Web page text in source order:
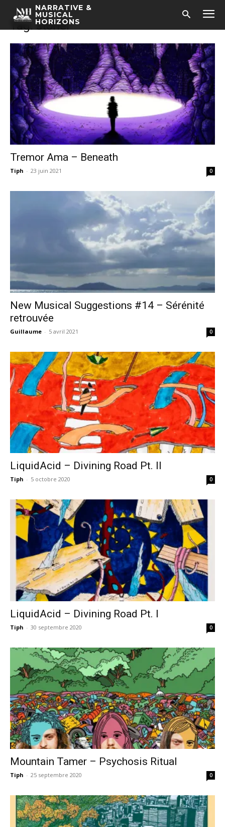
NARRATIVE &
MUSICAL
HORIZONS
Accueil Tags Stoner
Tag: stoner
Tremor Ama – Beneath
Tiph - 23 juin 2021 0
New Musical Suggestions #14 – Sérénité
retrouvée
Guillaume - 5 avril 2021 0
LiquidAcid – Divining Road Pt. II
Tiph - 5 octobre 2020 0
LiquidAcid – Divining Road Pt. I
Tiph - 30 septembre 2020 0
Mountain Tamer – Psychosis Ritual
Tiph - 25 septembre 2020 0